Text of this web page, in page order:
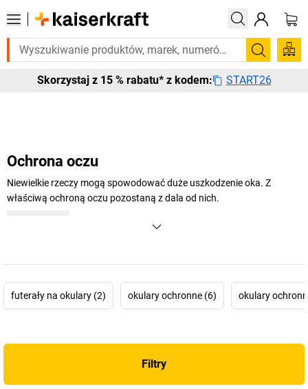
pilnie? Wybrane bestsellery dostarczamy w ciągu 2-3 dni
Szukaj
Skorzystaj z 15 % rabatu* z kodem: START26
Ochrona oczu
Niewielkie rzeczy mogą spowodować duże uszkodzenie oka. Z
właściwą ochroną oczu pozostaną z dala od nich.
futerały na okulary (2) okulary ochronne (6) okulary
Filtry